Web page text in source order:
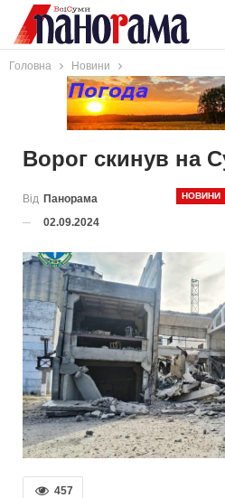
Головна Новини
Ворог скинув на
НОВИНИ
Від Панорама
02.09.2024
457